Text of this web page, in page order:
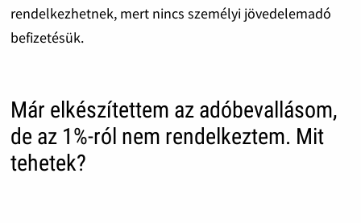
rendelkezhetnek, mert nincs személyi jövedelemadó
befizetésük.
Már elkészítettem az adóbevallásom,
de az 1%-ról nem rendelkeztem. Mit
tehetek?